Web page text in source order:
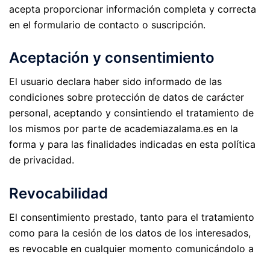
acepta proporcionar información completa y correcta
en el formulario de contacto o suscripción.
Aceptación y consentimiento
El usuario declara haber sido informado de las
condiciones sobre protección de datos de carácter
personal, aceptando y consintiendo el tratamiento de
los mismos por parte de academiazalama.es en la
forma y para las finalidades indicadas en esta política
de privacidad.
Revocabilidad
El consentimiento prestado, tanto para el tratamiento
como para la cesión de los datos de los interesados,
es revocable en cualquier momento comunicándolo a